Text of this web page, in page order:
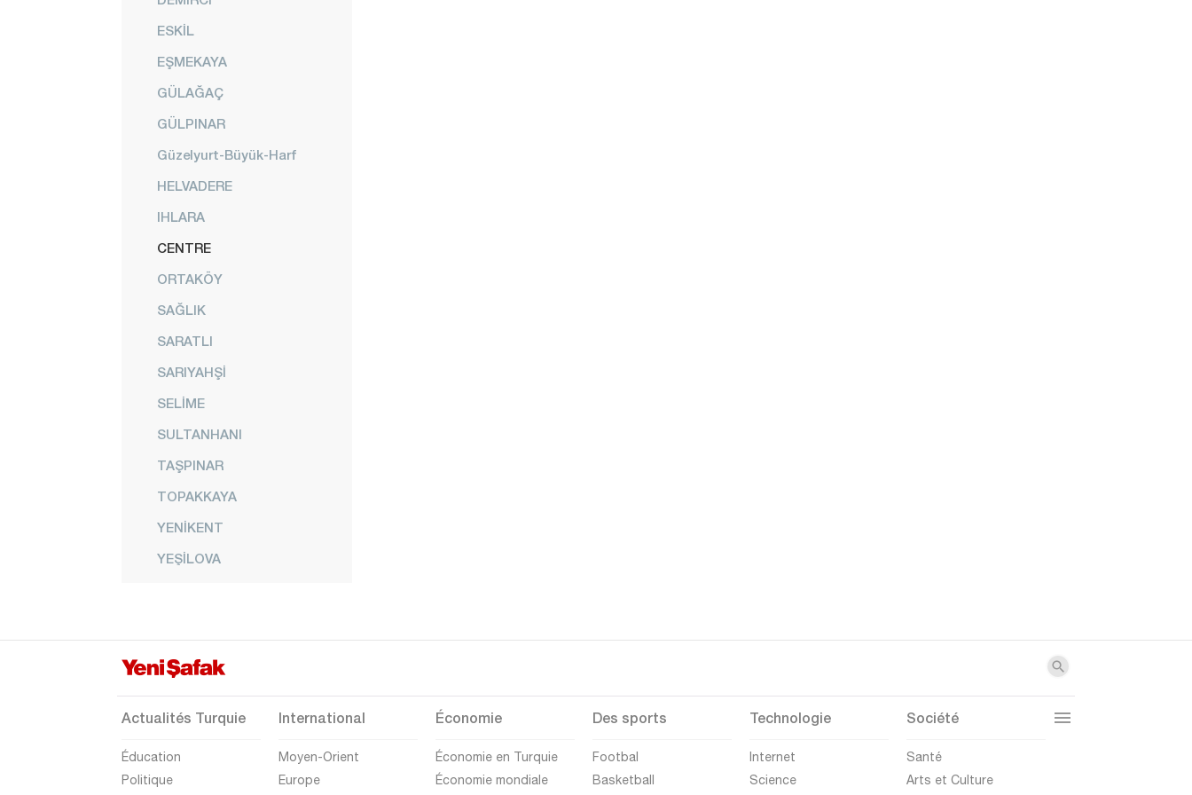
ESKİL
EŞMEKAYA
GÜLAĞAÇ
GÜLPINAR
Güzelyurt-Büyük-Harf
HELVADERE
IHLARA
CENTRE
ORTAKÖY
SAĞLIK
SARATLI
SARIYAHŞİ
SELİME
SULTANHANI
TAŞPINAR
TOPAKKAYA
YENİKENT
YEŞİLOVA
Ardahan
Artvin
Balıkesir
Actualités Turquie
Éducation
Politique
International
Moyen-Orient
Europe
Économie
Économie en Turquie
Économie mondiale
Des sports
Footbal
Basketball
Technologie
Internet
Science
Société
Santé
Arts et Culture